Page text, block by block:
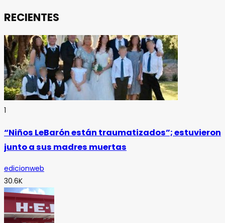
RECIENTES
1
“Niños LeBarón están traumatizados”; estuvieron
junto a sus madres muertas
edicionweb
30.6K